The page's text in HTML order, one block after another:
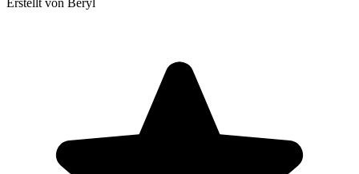
Erstellt von Beryl